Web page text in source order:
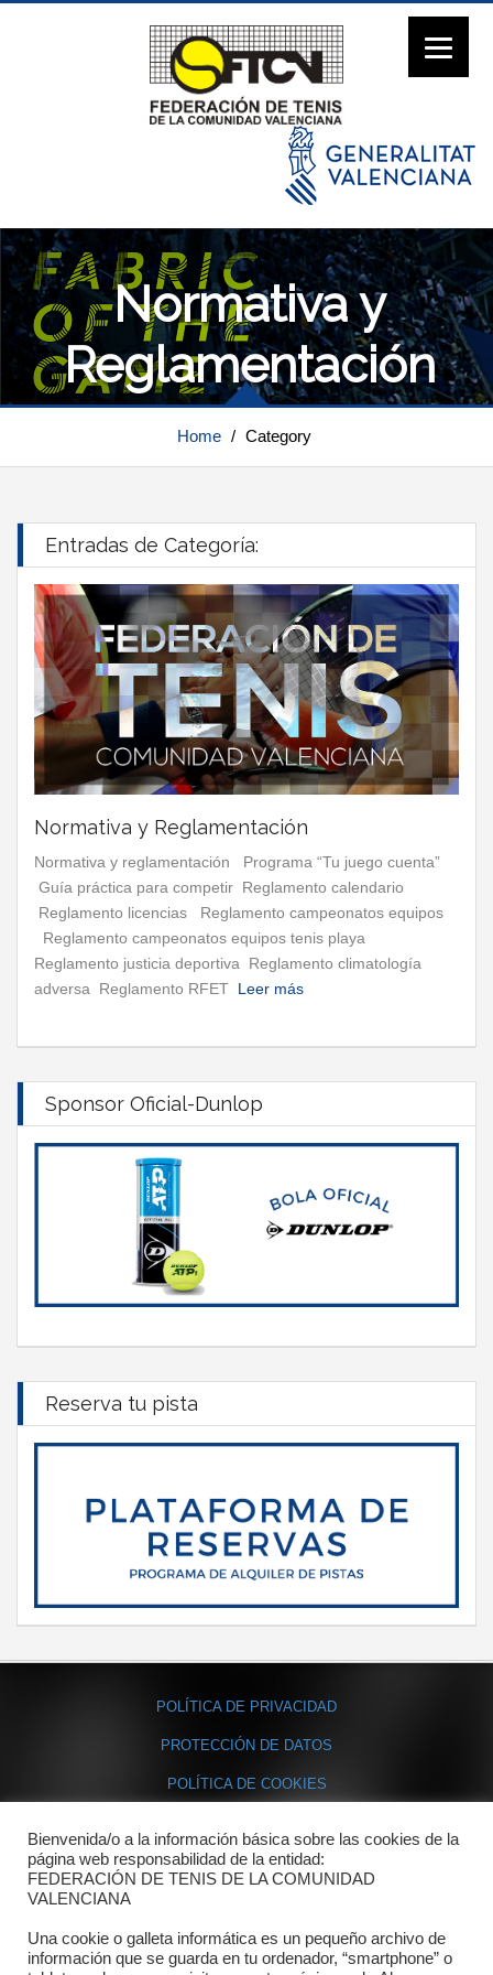
Normativa y
Reglamentación
Home / Category
Entradas de Categoría:
Normativa y Reglamentación
Normativa y reglamentación Programa “Tu juego cuenta”
Guía práctica para competir Reglamento calendario
Reglamento licencias Reglamento campeonatos equipos
Reglamento campeonatos equipos tenis playa
Reglamento justicia deportiva Reglamento climatología
adversa Reglamento RFET Leer más
Sponsor Oficial-Dunlop
Reserva tu pista
POLÍTICA DE PRIVACIDAD
PROTECCIÓN DE DATOS
POLÍTICA DE COOKIES
Contacto
Dónde estamos
Directorio departamentos
Bienvenida/o a la información básica sobre las cookies de la
página web responsabilidad de la entidad:
FEDERACIÓN DE TENIS DE LA COMUNIDAD
VALENCIANA
Una cookie o galleta informática es un pequeño archivo de
información que se guarda en tu ordenador, “smartphone” o